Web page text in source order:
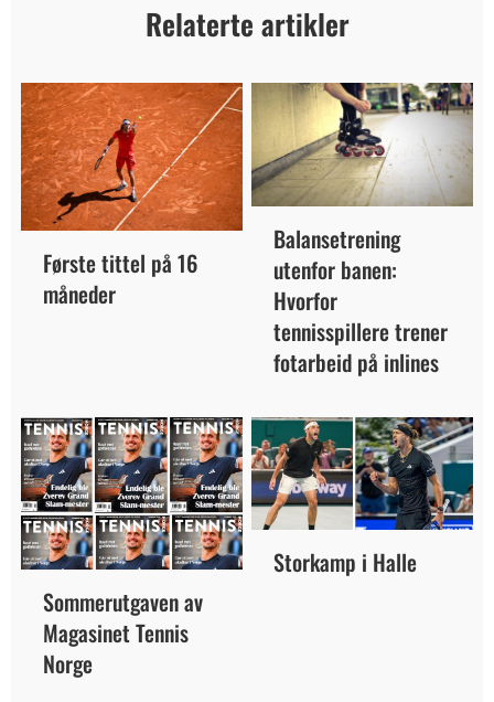
Relaterte artikler
Første tittel på 16
måneder
Balansetrening
utenfor banen:
Hvorfor
tennisspillere trener
fotarbeid på inlines
Sommerutgaven av
Magasinet Tennis
Norge
Storkamp i Halle